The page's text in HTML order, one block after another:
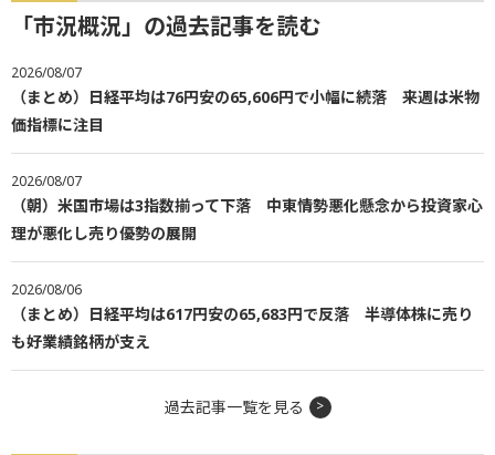
「市況概況」の過去記事を読む
2026/08/07
（まとめ）日経平均は76円安の65,606円で小幅に続落 来週は米物
価指標に注目
2026/08/07
（朝）米国市場は3指数揃って下落 中東情勢悪化懸念から投資家心
理が悪化し売り優勢の展開
2026/08/06
（まとめ）日経平均は617円安の65,683円で反落 半導体株に売り
も好業績銘柄が支え
過去記事一覧を見る